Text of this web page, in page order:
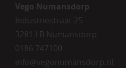
Vego Numansdorp
Industriestraat 25
3281 LB Numansdorp
0186 747100
info@vegonumansdorp.nl